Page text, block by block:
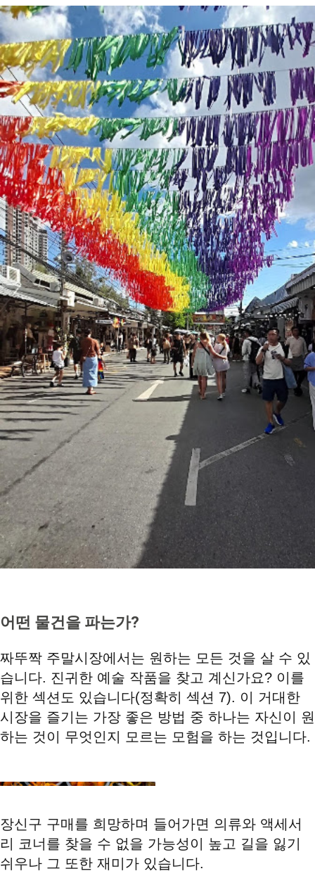
어떤 물건을 파는가?
짜뚜짝 주말시장에서는 원하는 모든 것을 살 수 있
습니다. 진귀한 예술 작품을 찾고 계신가요? 이를
위한 섹션도 있습니다(정확히 섹션 7). 이 거대한
시장을 즐기는 가장 좋은 방법 중 하나는 자신이 원
하는 것이 무엇인지 모르는 모험을 하는 것입니다.
장신구 구매를 희망하며 들어가면 의류와 액세서
리 코너를 찾을 수 없을 가능성이 높고 길을 잃기
쉬우나 그 또한 재미가 있습니다.